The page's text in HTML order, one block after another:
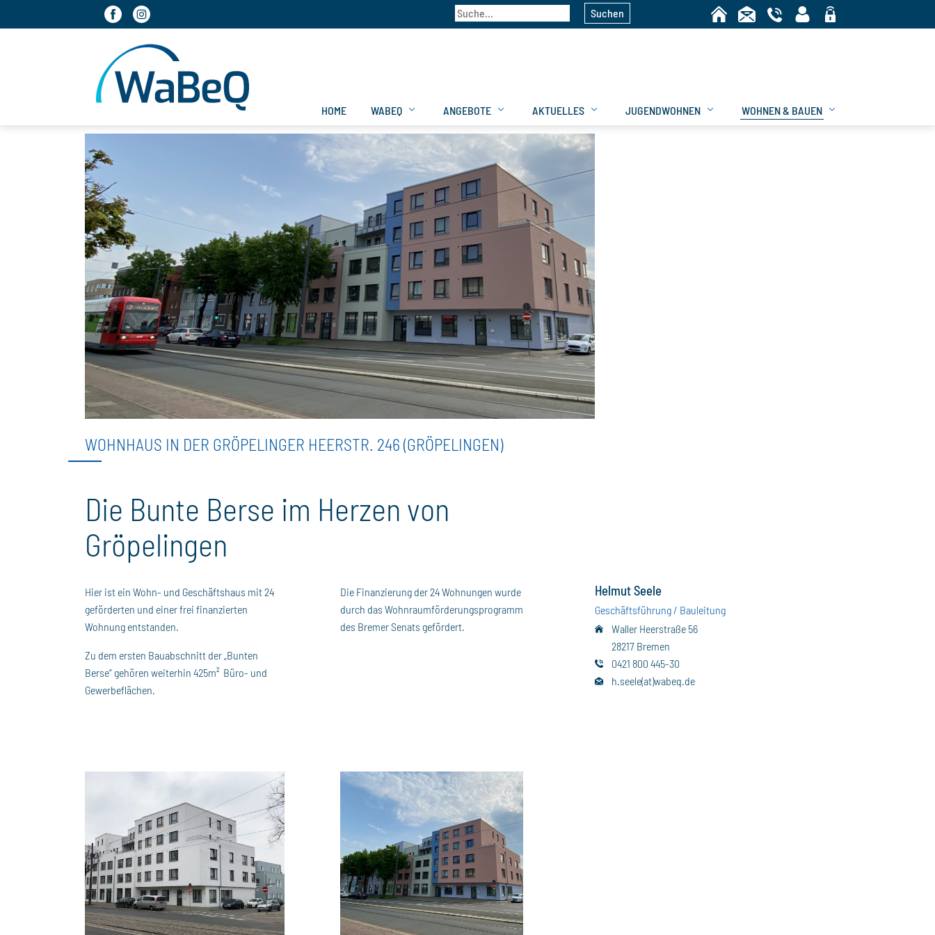
Bereich
Suchen
HOME WABEQ ANGEBOTE AKTUELLES JUGENDWOHNEN WOHNEN & BAUEN
WOHNHAUS IN DER GRÖPELINGER HEERSTR. 246 (GRÖPELINGEN)
Die Bunte Berse im Herzen von
Gröpelingen
Hier ist ein Wohn- und Geschäftshaus mit 24
geförderten und einer frei finanzierten
Wohnung entstanden.
Zu dem ersten Bauabschnitt der „Bunten
Berse“ gehören weiterhin 425m² Büro- und
Gewerbeflächen.
Die Finanzierung der 24 Wohnungen wurde
durch das Wohnraumförderungsprogramm
des Bremer Senats gefördert.
Helmut Seele
Geschäftsführung / Bauleitung
Waller Heerstraße 56
28217 Bremen
0421 800 445-30
h.seele(at)wabeq.de